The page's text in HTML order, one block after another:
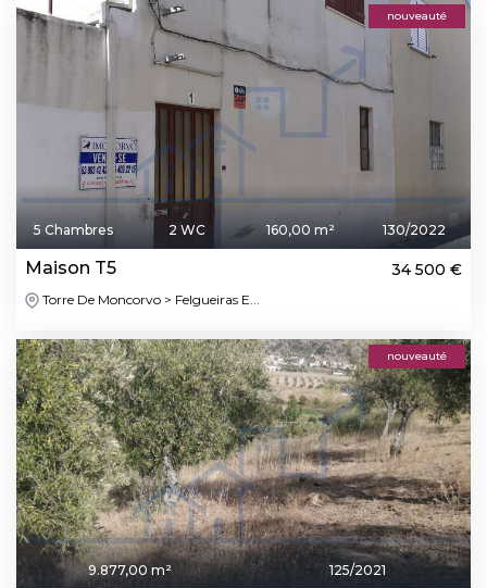
nouveauté
5 Chambres 2 WC 160,00 m² 130/2022
Maison T5 34 500 €
Torre De Moncorvo > Felgueiras E...
nouveauté
9.877,00 m² 125/2021